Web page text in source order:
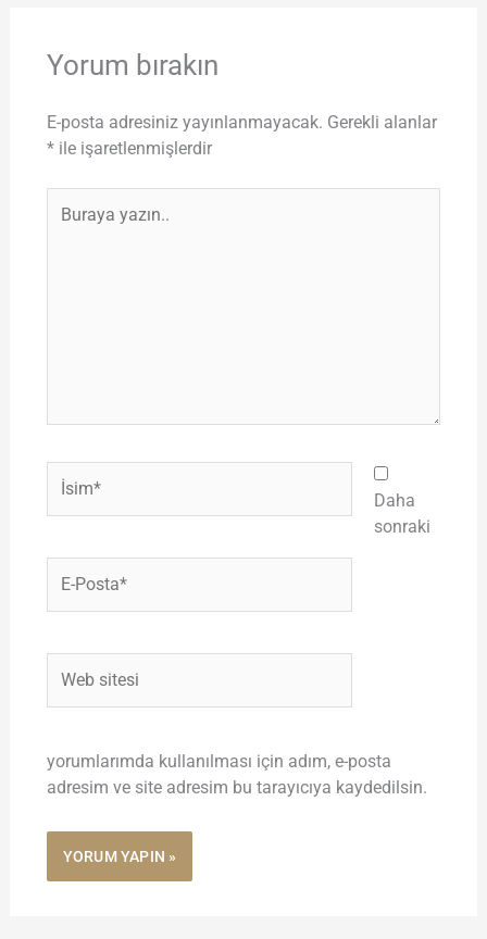
Yorum bırakın
E-posta adresiniz yayınlanmayacak. Gerekli alanlar
*ile işaretlenmişlerdir
yazın..
Posta*
sitesi
Daha
sonraki
yorumlarımda kullanılması için adım, e-posta
adresim ve site adresim bu tarayıcıya kaydedilsin.